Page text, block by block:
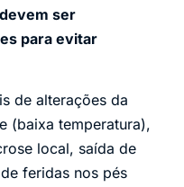
ser
para evitar
de alterações da
(baixa temperatura),
local, saída de
feridas nos pés